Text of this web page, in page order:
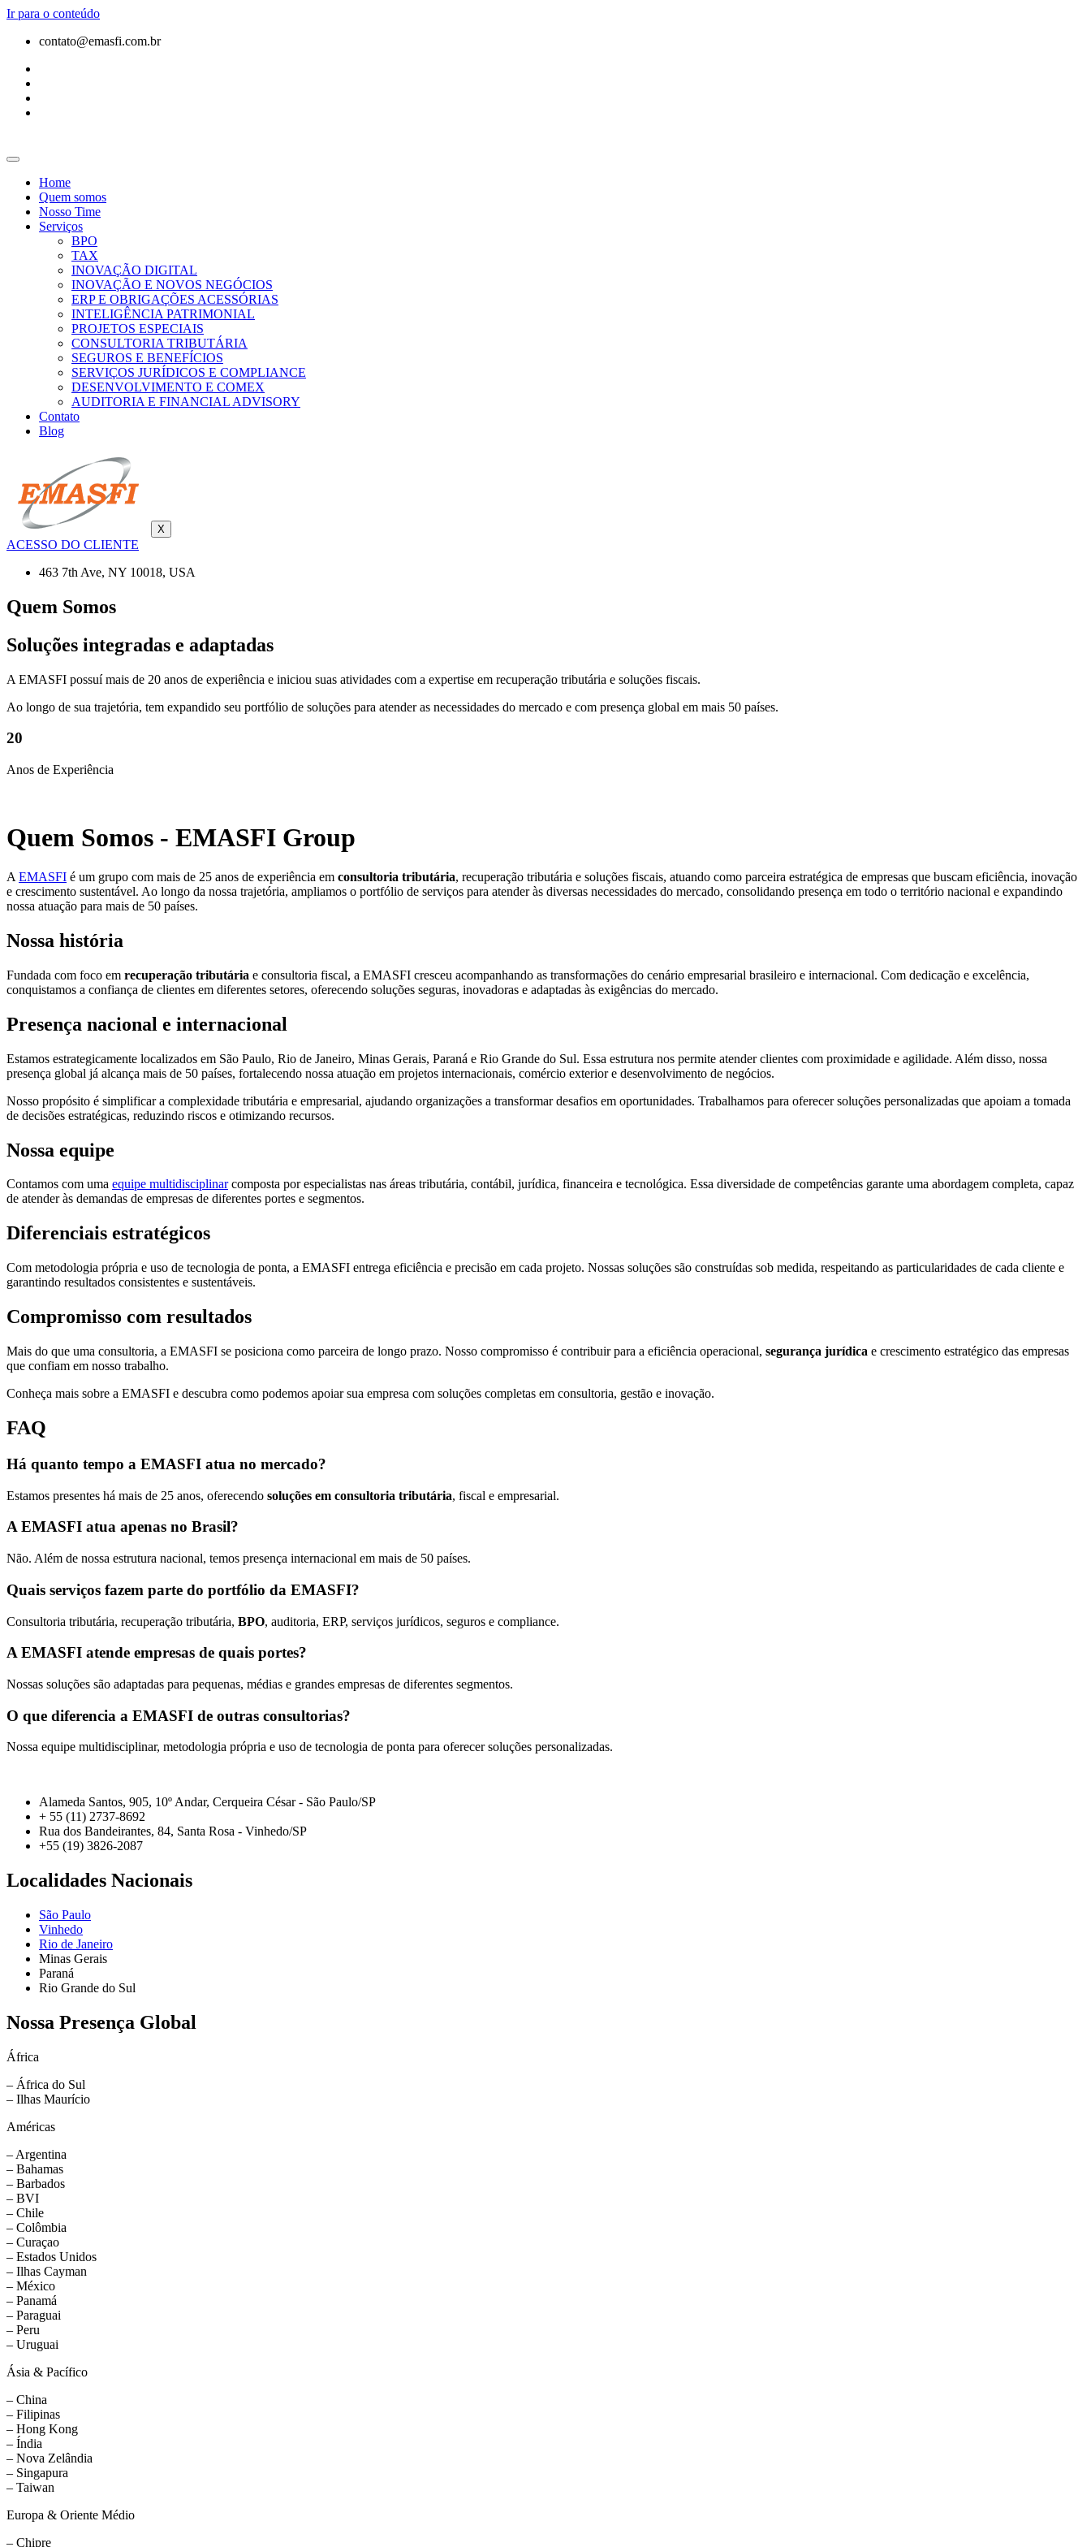
Ir para o conteúdo
contato@emasfi.com.br
Home
Quem somos
Nosso Time
Serviços
BPO
TAX
INOVAÇÃO DIGITAL
INOVAÇÃO E NOVOS NEGÓCIOS
ERP E OBRIGAÇÕES ACESSÓRIAS
INTELIGÊNCIA PATRIMONIAL
PROJETOS ESPECIAIS
CONSULTORIA TRIBUTÁRIA
SEGUROS E BENEFÍCIOS
SERVIÇOS JURÍDICOS E COMPLIANCE
DESENVOLVIMENTO E COMEX
AUDITORIA E FINANCIAL ADVISORY
Contato
Blog
X
ACESSO DO CLIENTE
463 7th Ave, NY 10018, USA
Quem Somos
Soluções integradas e adaptadas
A EMASFI possuí mais de 20 anos de experiência e iniciou suas atividades com a expertise em recuperação tributária e soluções fiscais.
Ao longo de sua trajetória, tem expandido seu portfólio de soluções para atender as necessidades do mercado e com presença global em mais 50 países.
20
Anos de Experiência
Quem Somos - EMASFI Group
A EMASFI é um grupo com mais de 25 anos de experiência em consultoria tributária, recuperação tributária e soluções fiscais, atuando como parceira estratégica de empresas que buscam eficiência, inovação
e crescimento sustentável. Ao longo da nossa trajetória, ampliamos o portfólio de serviços para atender às diversas necessidades do mercado, consolidando presença em todo o território nacional e expandindo
nossa atuação para mais de 50 países.
Nossa história
Fundada com foco em recuperação tributária e consultoria fiscal, a EMASFI cresceu acompanhando as transformações do cenário empresarial brasileiro e internacional. Com dedicação e excelência,
conquistamos a confiança de clientes em diferentes setores, oferecendo soluções seguras, inovadoras e adaptadas às exigências do mercado.
Presença nacional e internacional
Estamos estrategicamente localizados em São Paulo, Rio de Janeiro, Minas Gerais, Paraná e Rio Grande do Sul. Essa estrutura nos permite atender clientes com proximidade e agilidade. Além disso, nossa
presença global já alcança mais de 50 países, fortalecendo nossa atuação em projetos internacionais, comércio exterior e desenvolvimento de negócios.
Nosso propósito é simplificar a complexidade tributária e empresarial, ajudando organizações a transformar desafios em oportunidades. Trabalhamos para oferecer soluções personalizadas que apoiam a tomada
de decisões estratégicas, reduzindo riscos e otimizando recursos.
Nossa equipe
Contamos com uma equipe multidisciplinarcomposta por especialistas nas áreas tributária, contábil, jurídica, financeira e tecnológica. Essa diversidade de competências garante uma abordagem completa, capaz
de atender às demandas de empresas de diferentes portes e segmentos.
Diferenciais estratégicos
Com metodologia própria e uso de tecnologia de ponta, a EMASFI entrega eficiência e precisão em cada projeto. Nossas soluções são construídas sob medida, respeitando as particularidades de cada cliente e
garantindo resultados consistentes e sustentáveis.
Compromisso com resultados
Mais do que uma consultoria, a EMASFI se posiciona como parceira de longo prazo. Nosso compromisso é contribuir para a eficiência operacional, segurança jurídica e crescimento estratégico das empresas
que confiam em nosso trabalho.
Conheça mais sobre a EMASFI e descubra como podemos apoiar sua empresa com soluções completas em consultoria, gestão e inovação.
FAQ
Há quanto tempo a EMASFI atua no mercado?
Estamos presentes há mais de 25 anos, oferecendo soluções em consultoria tributária, fiscal e empresarial.
A EMASFI atua apenas no Brasil?
Não. Além de nossa estrutura nacional, temos presença internacional em mais de 50 países.
Quais serviços fazem parte do portfólio da EMASFI?
Consultoria tributária, recuperação tributária, BPO, auditoria, ERP, serviços jurídicos, seguros e compliance.
A EMASFI atende empresas de quais portes?
Nossas soluções são adaptadas para pequenas, médias e grandes empresas de diferentes segmentos.
O que diferencia a EMASFI de outras consultorias?
Nossa equipe multidisciplinar, metodologia própria e uso de tecnologia de ponta para oferecer soluções personalizadas.
Alameda Santos, 905, 10º Andar, Cerqueira César - São Paulo/SP
+ 55 (11) 2737-8692
Rua dos Bandeirantes, 84, Santa Rosa - Vinhedo/SP
+55 (19) 3826-2087
Localidades Nacionais
São Paulo
Vinhedo
Rio de Janeiro
Minas Gerais
Paraná
Rio Grande do Sul
Nossa Presença Global
África
– África do Sul
– Ilhas Maurício
Américas
– Argentina
– Bahamas
– Barbados
– BVI
– Chile
– Colômbia
– Curaçao
– Estados Unidos
– Ilhas Cayman
– México
– Panamá
– Paraguai
– Peru
– Uruguai
Ásia & Pacífico
– China
– Filipinas
– Hong Kong
– Índia
– Nova Zelândia
– Singapura
– Taiwan
Europa & Oriente Médio
– Chipre